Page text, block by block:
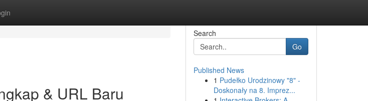
& URL Baru
Search
Go
Published News
1 Pudełko Urodzinowy "8" -
Doskonały na 8. Imprez...